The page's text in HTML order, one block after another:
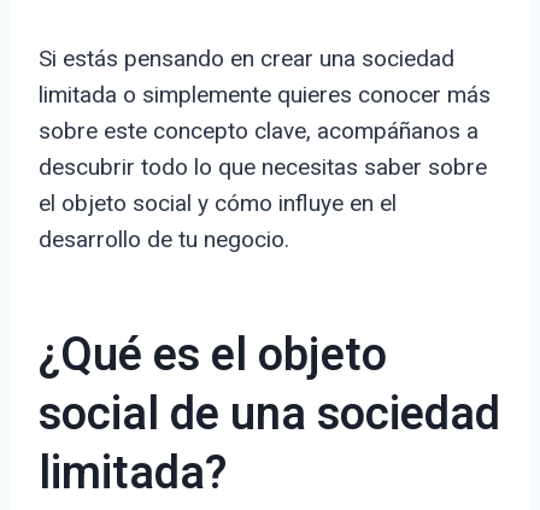
Si estás pensando en crear una sociedad
limitada o simplemente quieres conocer más
sobre este concepto clave, acompáñanos a
descubrir todo lo que necesitas saber sobre
el objeto social y cómo influye en el
desarrollo de tu negocio.
¿Qué es el objeto
social de una sociedad
limitada?